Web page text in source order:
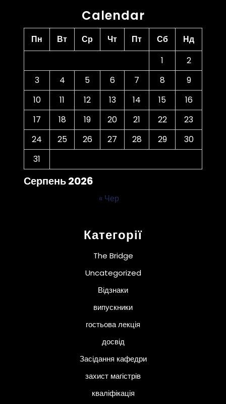
Calendar
Серпень 2026
Пн Вт Ср Чт Пт Сб
Нд
1
2
3
4 5 6 7 8
9
10
11 12 13 14 15
16
17
18 19 20 21 22
23
24
25 26 27 28 29
30
31
« Чер
Категорії
The Bridge
Uncategorized
Відзнаки
випускники
гостьова лекція
досвід
Засідання кафедри
захист магістрів
кваліфікація